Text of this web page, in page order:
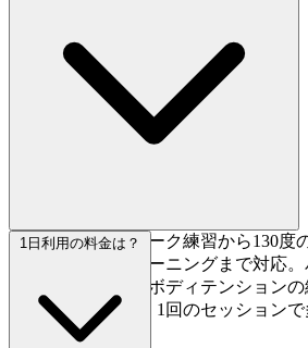
スラブのフットワーク練習から130度
パワー持久力トレーニングまで対応
ンプレッションやボディテンション
4.2mの7面の壁で、1回のセッション
組めます。
1日利用の料金は？